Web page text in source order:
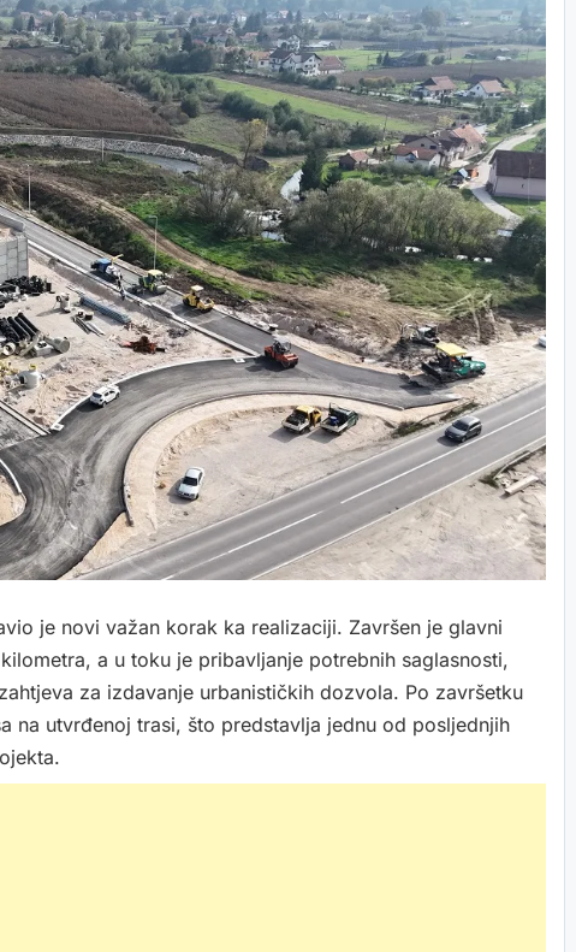
je novi važan korak ka realizaciji. Završen je glavni
a u toku je pribavljanje potrebnih saglasnosti,
za izdavanje urbanističkih dozvola. Po završetku
na utvrđenoj trasi, što predstavlja jednu od posljednjih